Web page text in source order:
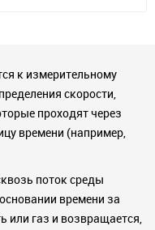
к измерительному
скорости,
проходят через
времени (например,
поток среды
времени за
или газ и возвращается,